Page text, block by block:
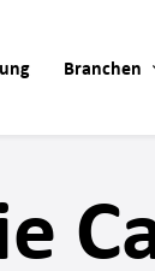
Branchen